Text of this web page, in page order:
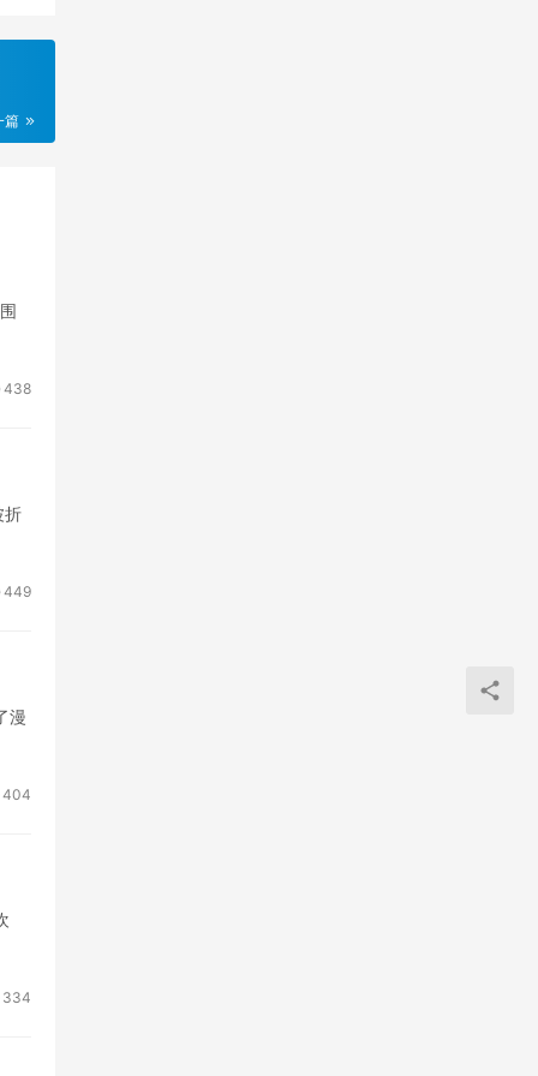
篇
438
折
449
漫
404
334